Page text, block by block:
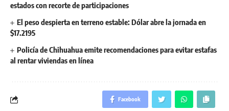
estados con recorte de participaciones
El peso despierta en terreno estable: Dólar abre la jornada en
$17.2195
Policía de Chihuahua emite recomendaciones para evitar estafas
al rentar viviendas en línea
Facebook